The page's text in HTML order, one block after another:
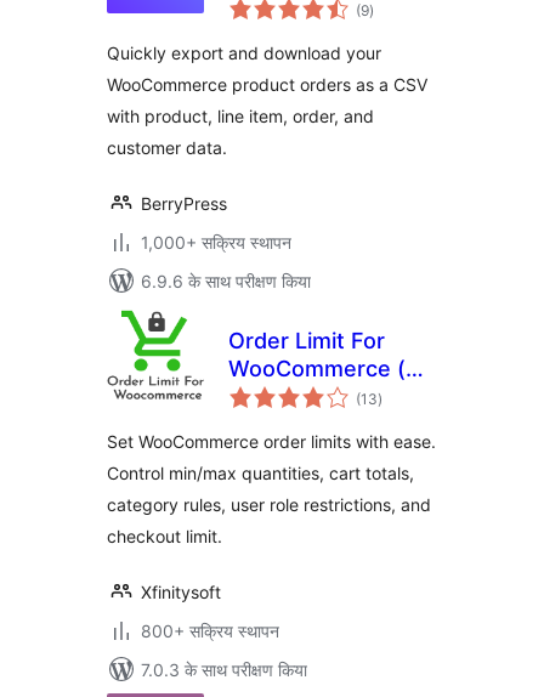
(9दर)
Quickly export and download your
WooCommerce product orders as a CSV
with product, line item, order, and
customer data.
BerryPress
1,000+ सक्रिय स्थापन
6.9.6 के साथ परीक्षण किया
Order Limit For
WooCommerce (
Free Version )
(13कुल
दर)
Set WooCommerce order limits with ease.
Control min/max quantities, cart totals,
category rules, user role restrictions, and
checkout limit.
Xfinitysoft
800+ सक्रिय स्थापन
7.0.3 के साथ परीक्षण किया